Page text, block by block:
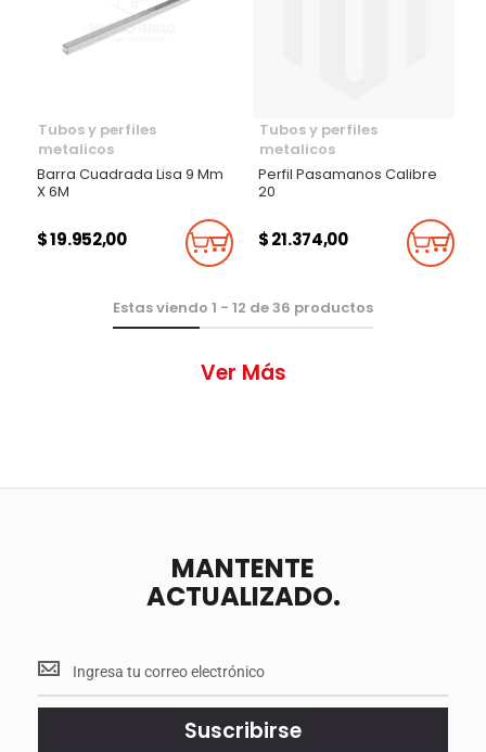
Tubos y perfiles
metalicos
Barra Cuadrada Lisa 9 Mm
X 6M
$ 19.952,00 Añadir Al Carrito
Tubos y perfiles
metalicos
Perfil Pasamanos Calibre
20
$ 21.374,00
Estas viendo 1 - 12 de36 productos
Ver Más
MANTENTE
ACTUALIZADO.
Mantente
<br>
actualizado.
Suscribirse